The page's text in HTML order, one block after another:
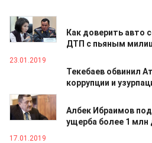
23.01.2019
Как доверить авто
ДТП с пьяным
23.01.2019
Текебаев обвинил
коррупции и
18.01.2019
Албек Ибраимов
ущерба более 1 млн
17.01.2019